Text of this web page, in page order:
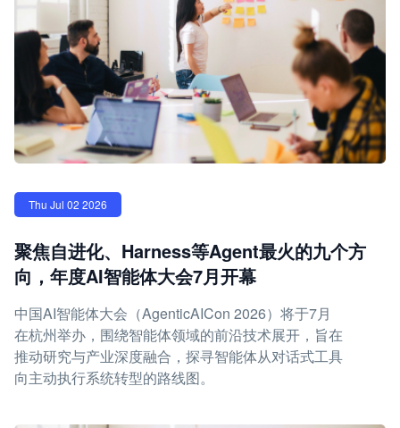
Thu Jul 02 2026
聚焦自进化、Harness等Agent最火的九个方
向，年度AI智能体大会7月开幕
中国AI智能体大会（AgenticAICon 2026）将于7月
在杭州举办，围绕智能体领域的前沿技术展开，旨在
推动研究与产业深度融合，探寻智能体从对话式工具
向主动执行系统转型的路线图。